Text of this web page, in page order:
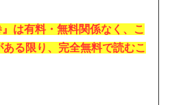
は有料・無料関係なく、こ
る限り、完全無料で読むこ